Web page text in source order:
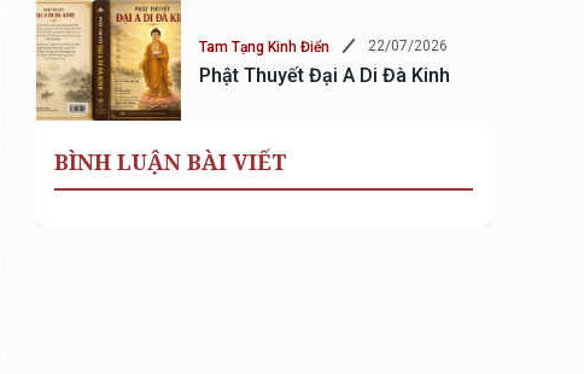
Tam Tạng Kinh Điển 22/07/2026
Phật Thuyết Đại A Di Đà Kinh
BÌNH LUẬN BÀI VIẾT